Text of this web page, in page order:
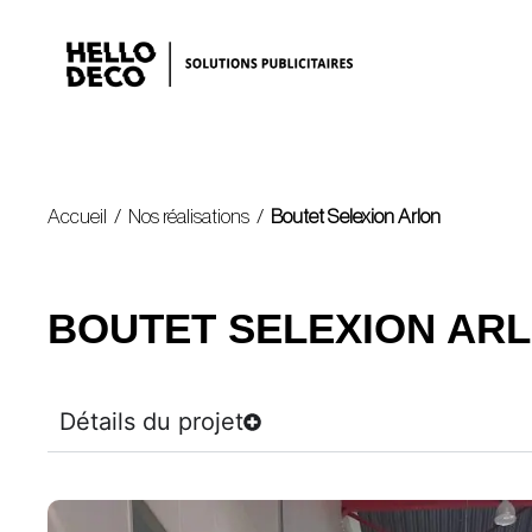
Accueil / Nos réalisations / Boutet Selexion Arlon
BOUTET SELEXION
Détails du projet